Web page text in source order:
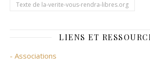
Texte de la-verite-vous-rendra-libres.org
LIENS ET
- Associations